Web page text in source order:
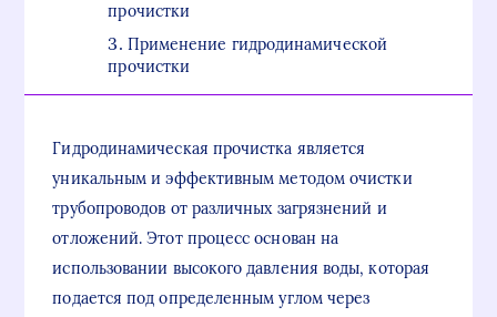
прочистки
Применение гидродинамической
прочистки
Гидродинамическая прочистка является
уникальным и эффективным методом очистки
трубопроводов от различных загрязнений и
отложений. Этот процесс основан на
использовании высокого давления воды, которая
подается под определенным углом через